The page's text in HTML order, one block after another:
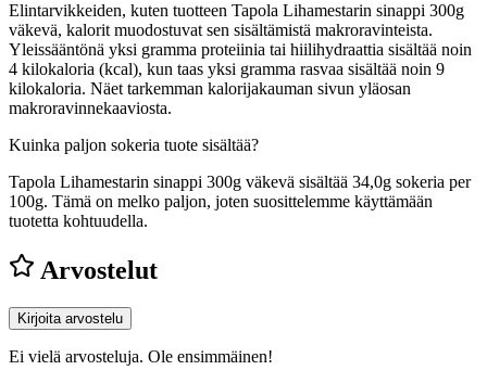
Elintarvikkeiden, kuten tuotteen Tapola Lihamestarin sinappi 300g
väkevä, kalorit muodostuvat sen sisältämistä makroravinteista.
Yleissääntönä yksi gramma proteiinia tai hiilihydraattia sisältää noin
4 kilokaloria (kcal), kun taas yksi gramma rasvaa sisältää noin 9
kilokaloria. Näet tarkemman kalorijakauman sivun yläosan
makroravinnekaaviosta.
Kuinka paljon sokeria tuote sisältää?
Tapola Lihamestarin sinappi 300g väkevä sisältää 34,0g sokeria per
100g. Tämä on melko paljon, joten suosittelemme käyttämään
tuotetta kohtuudella.
Arvostelut
Kirjoita arvostelu
Ei vielä arvosteluja. Ole ensimmäinen!